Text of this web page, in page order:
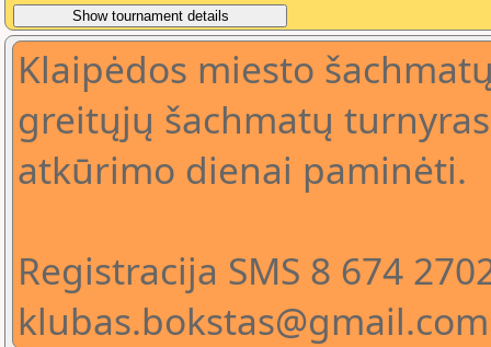
Klaipėdos miesto
greitųjų šachmatų
atkūrimo dienai paminėti.
Registracija SMS 8 674